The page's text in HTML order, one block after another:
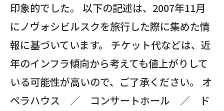
印象的でした。 以下の記述は、2007年11月
にノヴォシビルスクを旅行した際に集めた情
報に基づいています。 チケット代などは、近
年のインフラ傾向から考えても値上がりして
いる可能性が高いので、ご了承ください。 オ
ペラハウス ／ コンサートホール ／ ド